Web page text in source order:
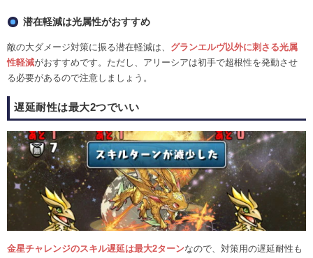
潜在軽減は光属性がおすすめ
敵の大ダメージ対策に振る潜在軽減は、 グランエルヴ以外に刺さる光属
性軽減がおすすめです。ただし、アリーシアは初手で超根性を発動させ
る必要があるので注意しましょう。
遅延耐性は最大2つでいい
金星チャレンジのスキル遅延は最大2ターンなので、対策用の遅延耐性も